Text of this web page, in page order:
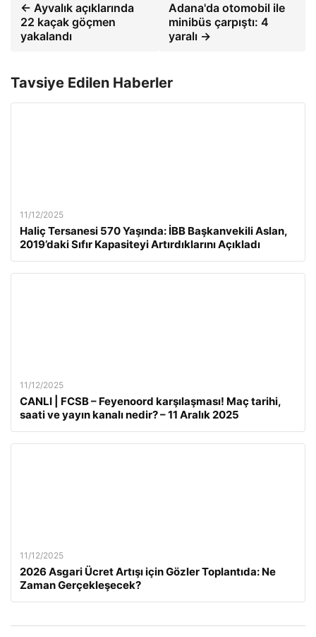
← Ayvalık açıklarında
22 kaçak göçmen
yakalandı
Adana'da otomobil ile
minibüs çarpıştı: 4
yaralı →
Tavsiye Edilen Haberler
11/12/2025
Haliç Tersanesi 570 Yaşında: İBB Başkanvekili Aslan,
2019’daki Sıfır Kapasiteyi Artırdıklarını Açıkladı
11/12/2025
CANLI | FCSB – Feyenoord karşılaşması! Maç tarihi,
saati ve yayın kanalı nedir? – 11 Aralık 2025
11/12/2025
2026 Asgari Ücret Artışı için Gözler Toplantıda: Ne
Zaman Gerçekleşecek?